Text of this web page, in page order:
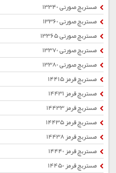
مستربچ صورتی 13340
مستربچ صورتی 13360
مستربچ صورتی 13365
مستربچ صورتی 13370
مستربچ صورتی 13380
مستربچ قرمز 14415
مستربچ قرمز 14431
مستربچ قرمز 14433
مستربچ قرمز 14435
مستربچ قرمز 14438
مستربچ قرمز 14440
مستربچ قرمز 14450